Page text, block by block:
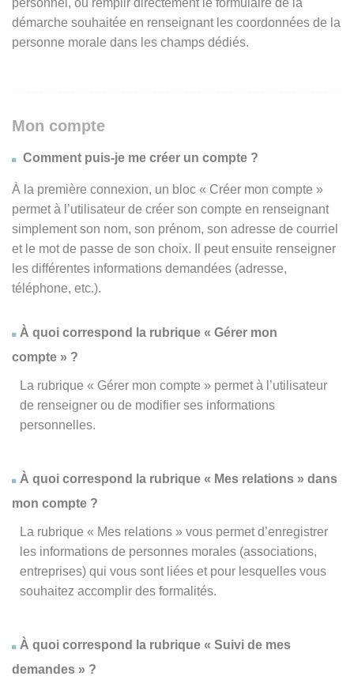
personnel, ou remplir directement le formulaire de la
démarche souhaitée en renseignant les coordonnées de la
personne morale dans les champs dédiés.
Mon compte
Comment puis-je me créer un compte ?
À la première connexion, un bloc « Créer mon compte »
permet à l’utilisateur de créer son compte en renseignant
simplement son nom, son prénom, son adresse de courriel
et le mot de passe de son choix. Il peut ensuite renseigner
les différentes informations demandées (adresse,
téléphone, etc.).
À quoi correspond la rubrique « Gérer mon
compte » ?
La rubrique « Gérer mon compte » permet à l’utilisateur
de renseigner ou de modifier ses informations
personnelles.
À quoi correspond la rubrique « Mes relations » dans
mon compte ?
La rubrique « Mes relations » vous permet d’enregistrer
les informations de personnes morales (associations,
entreprises) qui vous sont liées et pour lesquelles vous
souhaitez accomplir des formalités.
À quoi correspond la rubrique « Suivi de mes
demandes » ?